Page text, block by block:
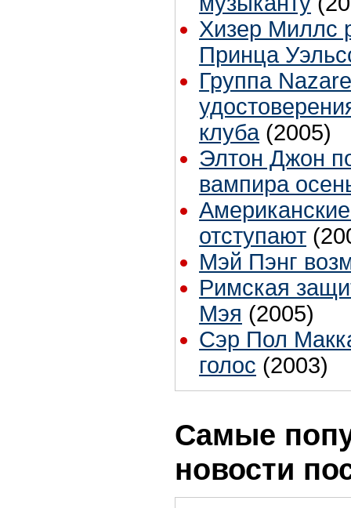
Хизер Миллс
Принца
Группа
клуба (2005)
Элтон Джон
вампира
отступают
Мэй Пэнг
Римская
Мэя (2005)
Сэр Пол
голос (2003)
Самые
новости